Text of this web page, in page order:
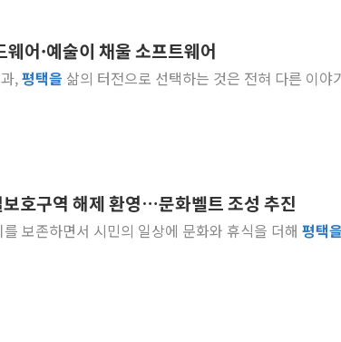
이란, 오만과 호르무즈 해
[오늘의 국회일정] 상임위
[민주 당권주자 일정] 송영
李대통령, 오늘 오후 2시
어·예술이 채울 소프트웨어
,평택을 삶의 터전으로 선택하는 것은 전혀 다른 이야
호구역 해제 환영…문화벨트 조성 추진
보존하면서 시민의 일상에 문화와 휴식을 더해 평택을